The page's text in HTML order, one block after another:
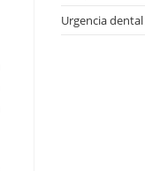
Urgencia dental